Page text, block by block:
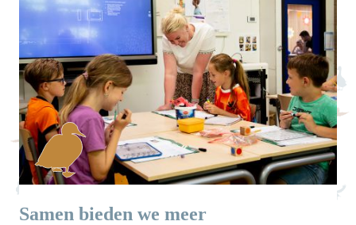
Samen bieden we meer